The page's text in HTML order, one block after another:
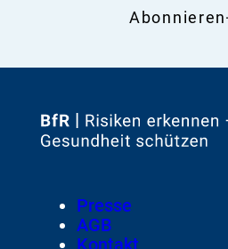
Abonnieren
Zur
Footer
Meta-
Navigation
Presse
AGB
Kontakt